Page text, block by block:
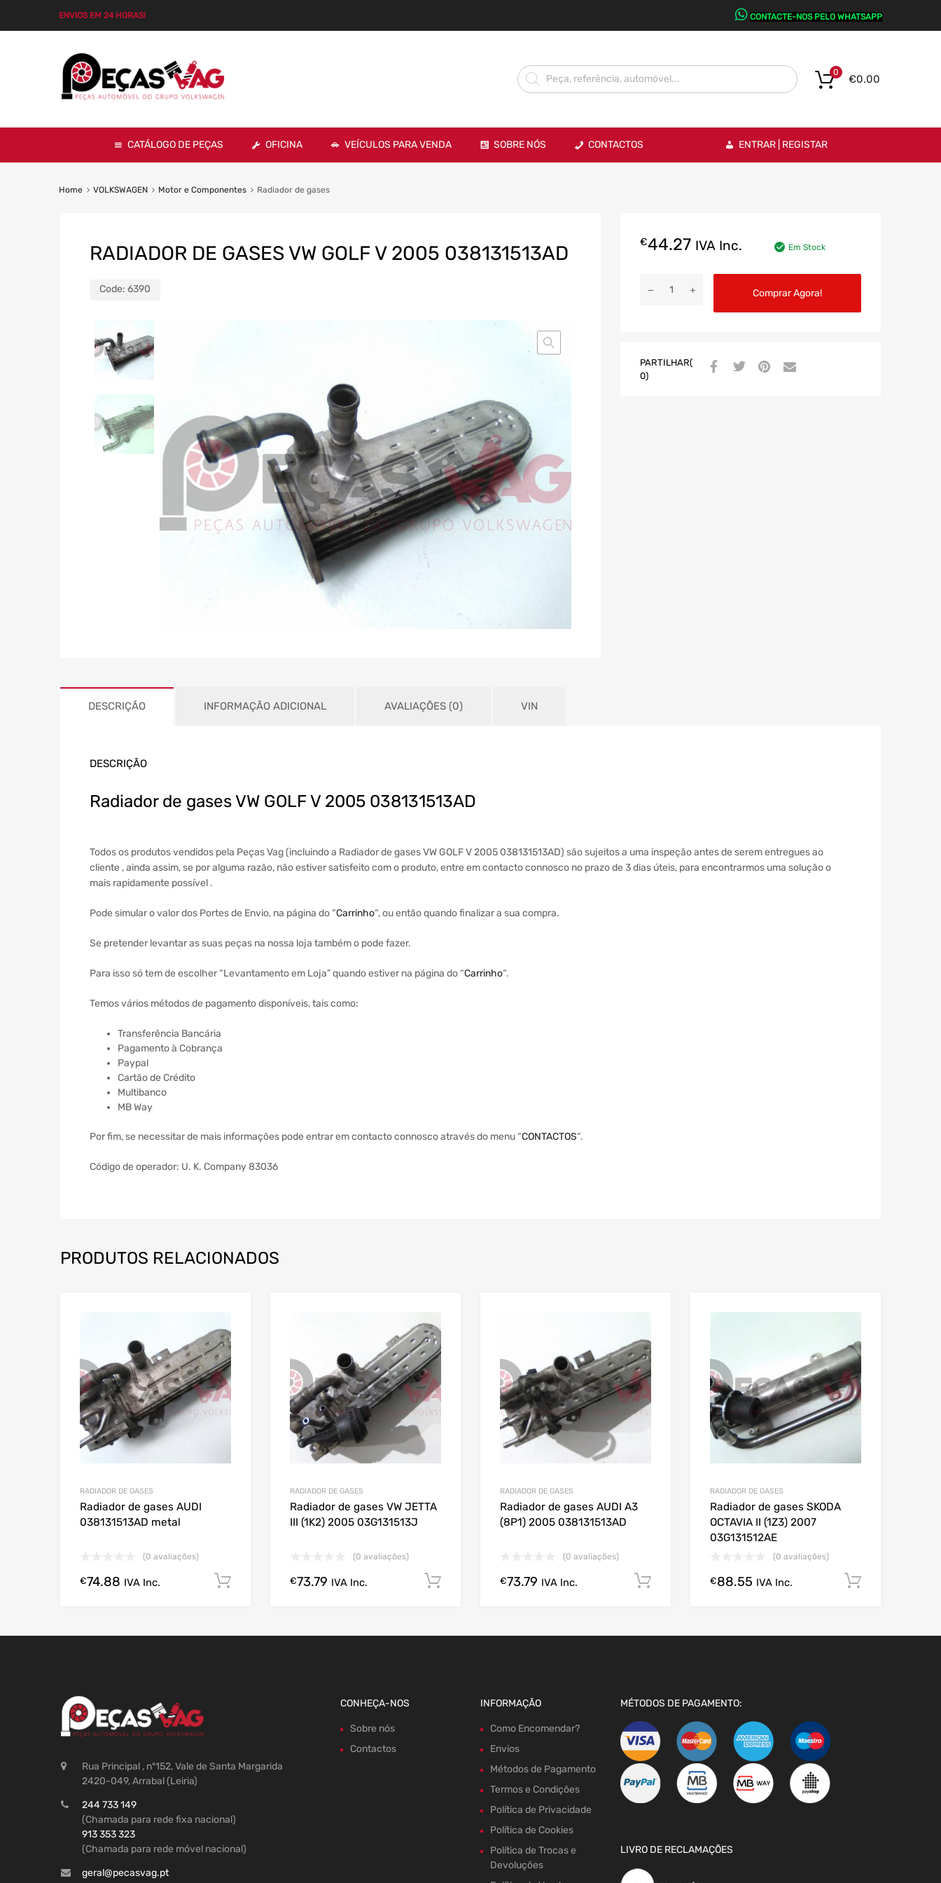
ENVIOS EM 24 HORAS! CONTACTE-NOS PELO WHATSAPP
€0.00
0
CATÁLOGO DE PEÇAS OFICINA VEÍCULOS PARA VENDA SOBRE NÓS CONTACTOS ENTRAR | REGISTAR
Home VOLKSWAGEN Motor e Componentes Radiador de gases
RADIADOR DE GASES VW GOLF V 2005 038131513AD
Code: 6390
€44.27 IVA Inc. Em Stock
Comprar Agora!
PARTILHAR(
0)
DESCRIÇÃO INFORMAÇÃO ADICIONAL AVALIAÇÕES (0) VIN
DESCRIÇÃO
Radiador de gases VW GOLF V 2005 038131513AD
Todos os produtos vendidos pela Peças Vag (incluindo a Radiador de gases VW GOLF V 2005 038131513AD) são sujeitos a uma inspeção antes de serem entregues ao
cliente , ainda assim, se por alguma razão, não estiver satisfeito com o produto, entre em contacto connosco no prazo de 3 dias úteis, para encontrarmos uma solução o
mais rapidamente possível .
Pode simular o valor dos Portes de Envio, na página do “Carrinho“, ou então quando finalizar a sua compra.
Se pretender levantar as suas peças na nossa loja também o pode fazer.
Para isso só tem de escolher “Levantamento em Loja” quando estiver na página do “Carrinho“.
Temos vários métodos de pagamento disponíveis, tais como:
Transferência Bancária
Pagamento à Cobrança
Paypal
Cartão de Crédito
Multibanco
MB Way
Por fim, se necessitar de mais informações pode entrar em contacto connosco através do menu “CONTACTOS“.
Código de operador: U. K. Company 83036
PRODUTOS RELACIONADOS
RADIADOR DE GASES
Radiador de gases AUDI
038131513AD metal
(0 avaliações)
€74.88 IVA Inc. Comprar Agora!
RADIADOR DE GASES
Radiador de gases VW JETTA
III (1K2) 2005 03G131513J
(0 avaliações)
€73.79 IVA Inc. Comprar Agora!
RADIADOR DE GASES
Radiador de gases AUDI A3
(8P1) 2005 038131513AD
(0 avaliações)
€73.79 IVA Inc. Comprar Agora!
RADIADOR DE GASES
Radiador de gases SKODA
OCTAVIA II (1Z3) 2007
03G131512AE
(0 avaliações)
€88.55 IVA Inc.
Rua Principal , nº152, Vale de Santa Margarida
2420-049, Arrabal (Leiria)
244 733 149
(Chamada para rede fixa nacional)
913 353 323
(Chamada para rede móvel nacional)
geral@pecasvag.pt
CONHEÇA-NOS
Sobre nós
Contactos
INFORMAÇÃO
Como Encomendar?
Envios
Métodos de Pagamento
Termos e Condições
Política de Privacidade
Política de Cookies
Política de Trocas e
Devoluções
MÉTODOS DE PAGAMENTO:
LIVRO DE RECLAMAÇÕES